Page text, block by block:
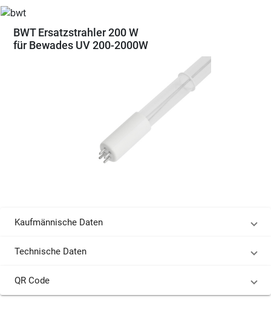
BWT Ersatzstrahler 200 W
für Bewades UV 200-2000W
Kaufmännische Daten
Technische Daten
QR Code